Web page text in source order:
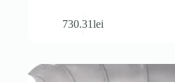
730.31lei